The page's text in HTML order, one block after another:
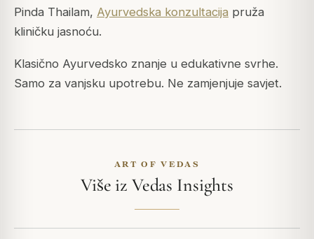
Pinda Thailam, Ayurvedska konzultacija pruža
kliničku jasnoću.
Klasično Ayurvedsko znanje u edukativne svrhe.
Samo za vanjsku upotrebu. Ne zamjenjuje savjet.
ART OF VEDAS
Više iz Vedas Insights